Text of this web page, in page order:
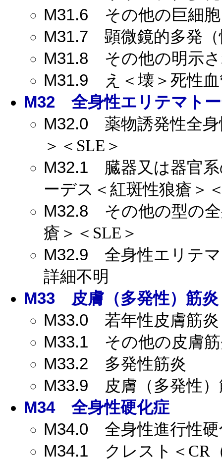
M31.6 その他の巨細
M31.7 顕微鏡的多発（
M31.8 その他の明示さ
M31.9 え＜壊＞死性血
M32 全身性エリテマト
M32.0 薬物誘発性全身
＞＜SLE＞
M32.1 臓器又は器官系
ーデス＜紅斑性狼瘡＞
M32.8 その他の型の全
瘡＞＜SLE＞
M32.9 全身性エリテマ
詳細不明
M33 皮膚（多発性）筋炎
M33.0 若年性皮膚筋炎
M33.1 その他の皮膚
M33.2 多発性筋炎
M33.9 皮膚（多発性）
M34全身性硬化症
M34.0 全身性進行性硬
M34.1 クレスト＜CR